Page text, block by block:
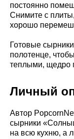
постоянно
Снимите с
хорошо
Готовые
полотенце,
теплыми, щедро
Личный
Автор
сырники
на всю кухню, а